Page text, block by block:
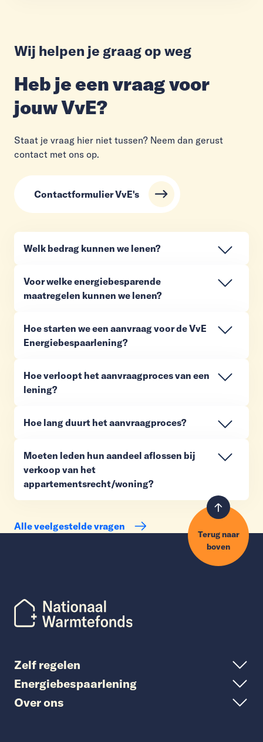
Wij helpen je graag op weg
Heb je een vraag voor
jouw VvE?
Staat je vraag hier niet tussen? Neem dan gerust
contact met ons op.
Contactformulier VvE's
Welk bedrag kunnen we lenen?
Voor welke energiebesparende
maatregelen kunnen we lenen?
Hoe starten we een aanvraag voor de VvE
Energiebespaarlening?
Hoe verloopt het aanvraagproces van een
lening?
Hoe lang duurt het aanvraagproces?
Moeten leden hun aandeel aflossen bij
verkoop van het
appartementsrecht/woning?
Alle veelgestelde vragen
Terug naar
boven
Zelf regelen
Energiebespaarlening
Over ons